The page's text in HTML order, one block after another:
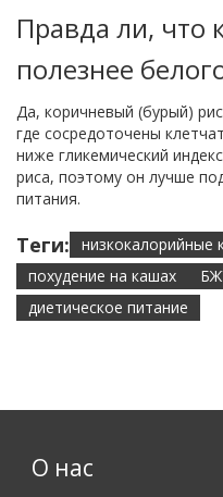
Правда ли, что
полезнее
Да, коричневый (бурый)
где сосредоточены
ниже гликемический
риса, поэтому он лучше
питания.
Теги: низкокалорийные
похудение на кашах
диетическое питание
О нас